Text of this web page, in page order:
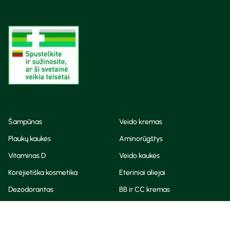
Šampūnas
Veido kremas
Plaukų kaukės
Aminorūgštys
Vitaminas D
Veido kaukės
Korėjietiška kosmetika
Eteriniai aliejai
Dezodorantas
BB ir CC kremas